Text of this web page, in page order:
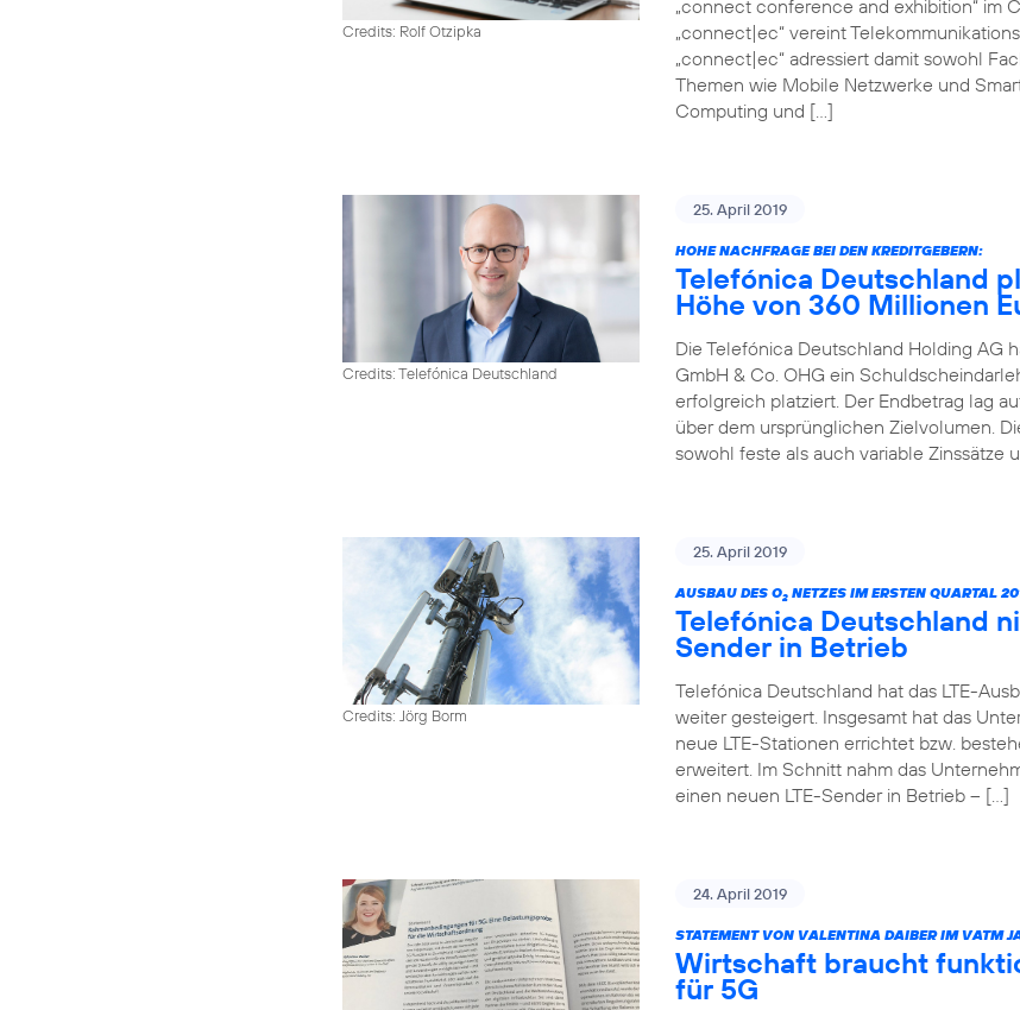
Credits: Rolf Otzipka
„connect conference and exhibition“ im
„connect|ec“ vereint
„connect|ec“ adressiert damit sowohl
Themen wie Mobile Netzwerke und
Computing und […]
Credits: Telefónica Deutschland
25. April 2019
HOHE NACHFRAGE BEI DEN KREDITGEBERN:
Telefónica Deutschland
Höhe von 360 Millionen
Die Telefónica Deutschland Holding AG
GmbH & Co. OHG ein
erfolgreich platziert. Der Endbetrag lag
über dem ursprünglichen Zielvolumen.
sowohl feste als auch variable Zinssätze
Credits: Jörg Borm
25. April 2019
AUSBAU DES O2 NETZES IM ERSTEN QUARTAL
Telefónica Deutschland
Sender in Betrieb
Telefónica Deutschland hat das LTE-
weiter gesteigert. Insgesamt hat das
neue LTE-Stationen errichtet bzw.
erweitert. Im Schnitt nahm das
einen neuen LTE-Sender in Betrieb – […]
24. April 2019
STATEMENT VON VALENTINA DAIBER IM VATM
Wirtschaft braucht
für 5G